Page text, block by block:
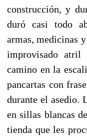
construcción, y
duró casi todo
armas, medicinas
improvisado
camino en la
pancartas con
durante el asedio.
en sillas blancas
tienda que les